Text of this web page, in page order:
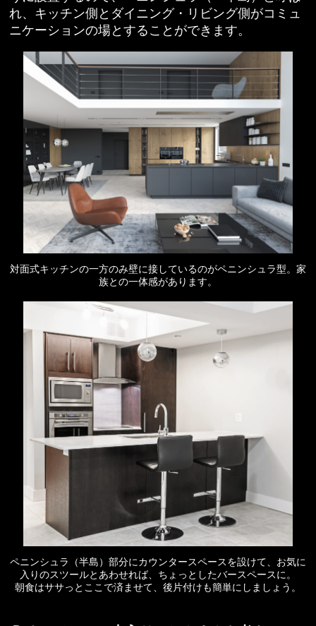
れ、キッチン側とダイニング・リビング側がコミュ
ニケーションの場とすることができます。
対面式キッチンの一方のみ壁に接しているのがペニンシュラ型。家
族との一体感があります。
ペニンシュラ（半島）部分にカウンタースペースを設けて、お気に
入りのスツールとあわせれば、ちょっとしたバースペースに。
朝食はササっとここで済ませて、後片付けも簡単にしましょう。